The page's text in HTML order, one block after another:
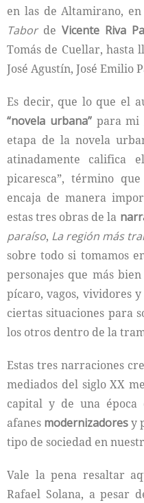
en las de Altamirano, en
TabordeVicente Riva
Tomás de Cuellar, hasta
José Agustín, José Emilio
Es decir, que lo que el
“novela urbana”para mi
etapa de la novela
atinadamente califica
picaresca”, término
encaja de manera
estas tres obras de la
paraíso, La región más
sobre todo si tomamos
personajes que más
pícaro, vagos, vividores
ciertas situaciones para
los otros dentro de la
Estas tres narraciones
mediados del siglo XX
capital y de una época
afanes modernizadoresy
tipo de sociedad en
Vale la pena resaltar
Rafael Solana, a pesar